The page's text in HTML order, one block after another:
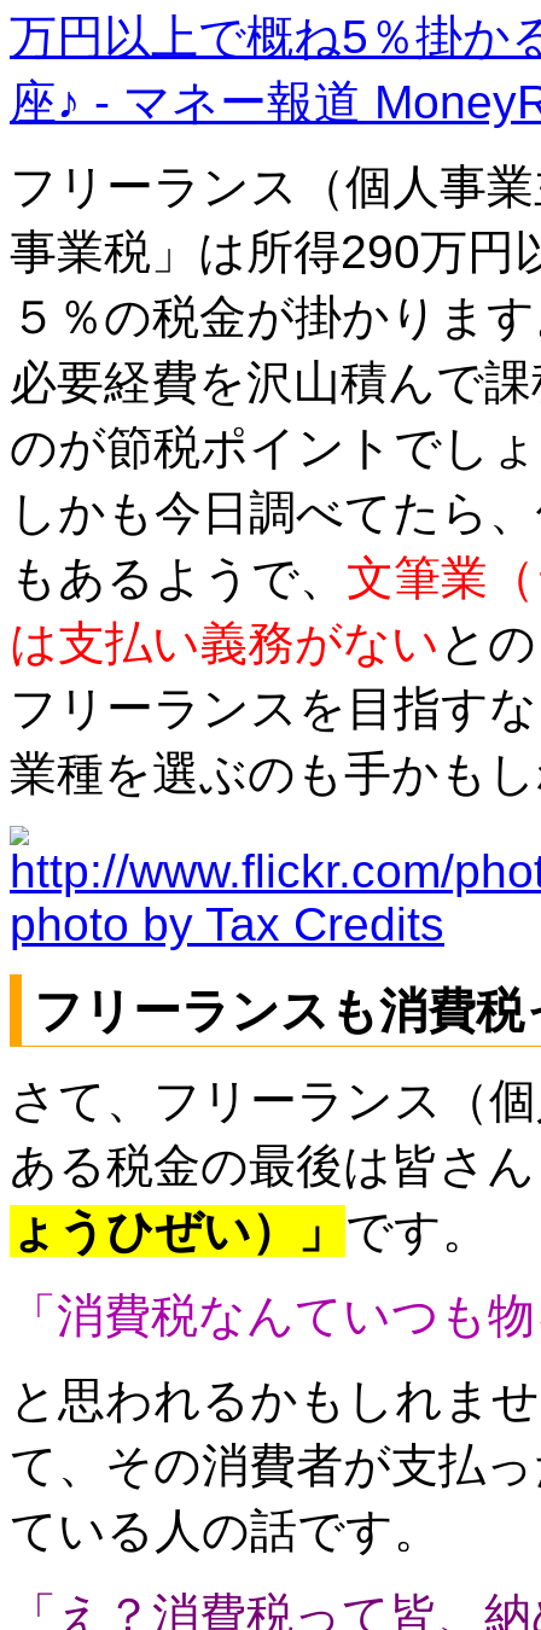
万円以上で概ね5％掛か
座♪ - マネー報道
フリーランス（個人事
事業税」は所得290万円
５％の税金が掛かりま
必要経費を沢山積んで
のが節税ポイントでし
しかも今日調べてたら
もあるようで、 文筆業
は支払い義務がない と
フリーランスを目指す
業種を選ぶのも手かも
photo by Tax Credits
フリーランスも消費
さて、フリーランス（
ある税金の最後は皆さ
ょうひぜい）」 です。
「消費税なんていつも
と思われるかもしれま
て、その消費者が支払
ている人の話です。
「え？消費税って皆、